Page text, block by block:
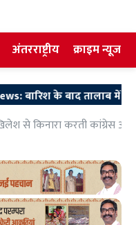
अंतरराष्ट्रीय क्राइम न्यूज
के बाद तालाब में नहाने गई
से किनारा करती कांग्रेस और